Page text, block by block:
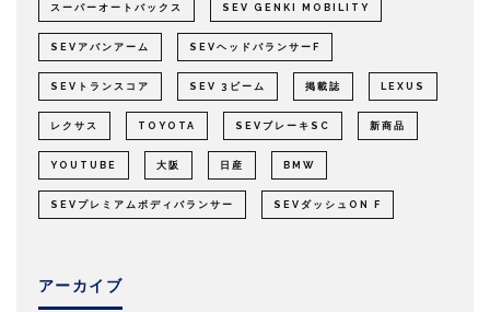
スーパーオートバックス SEV GENKI MOBILITY
SEVアバンアーム SEVヘッドバランサーF
SEVトランスコア SEV 3ビーム 掲載誌 LEXUS
レクサス TOYOTA SEVブレーキSC 新商品
YOUTUBE 大阪 日産 BMW
SEVプレミアムボディバランサー SEVダッシュON F
アーカイブ